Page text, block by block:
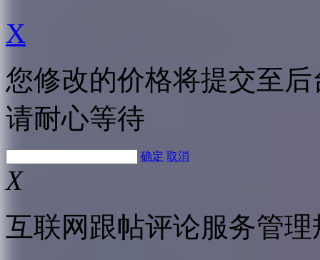
X
您修改的价格将提交至
请耐心等待
确定 取消
X
互联网跟帖评论服务管理